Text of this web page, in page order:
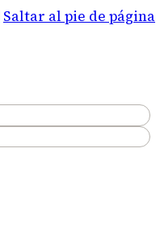
Saltar al pie de página